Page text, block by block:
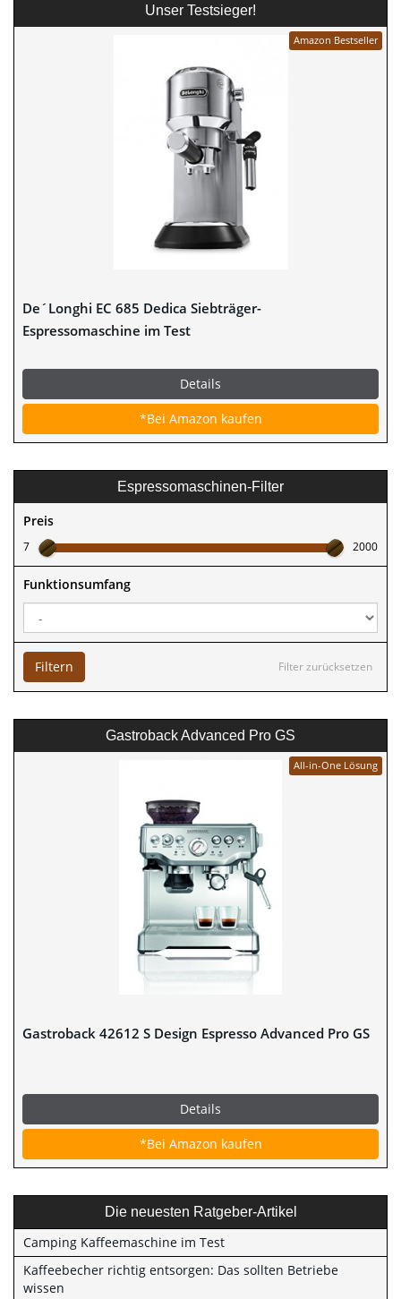
Unser Testsieger!
Amazon Bestseller
De´Longhi EC 685 Dedica Siebträger-
Espressomaschine im Test
Details
*Bei Amazon kaufen
Espressomaschinen-Filter
Preis
7 2000
Funktionsumfang
Filter zurücksetzen
Filtern
Gastroback Advanced Pro GS
All-in-One Lösung
Gastroback 42612 S Design Espresso Advanced Pro GS
Details
*Bei Amazon kaufen
Die neuesten Ratgeber-Artikel
Camping Kaffeemaschine im Test
Kaffeebecher richtig entsorgen: Das sollten Betriebe
wissen